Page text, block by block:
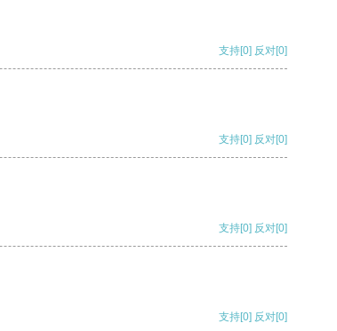
支持[0] 反对[0]
支持[0] 反对[0]
支持[0] 反对[0]
支持[0] 反对[0]